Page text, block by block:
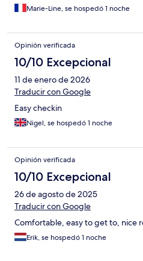
Marie-Line, se hospedó 1 noche
Opinión verificada
10/10 Excepcional
11 de enero de 2026
Traducir con Google
Easy checkin
Nigel, se hospedó 1 noche
Opinión verificada
10/10 Excepcional
26 de agosto de 2025
Traducir con Google
Comfortable, easy to get to, nice
Erik, se hospedó 1 noche